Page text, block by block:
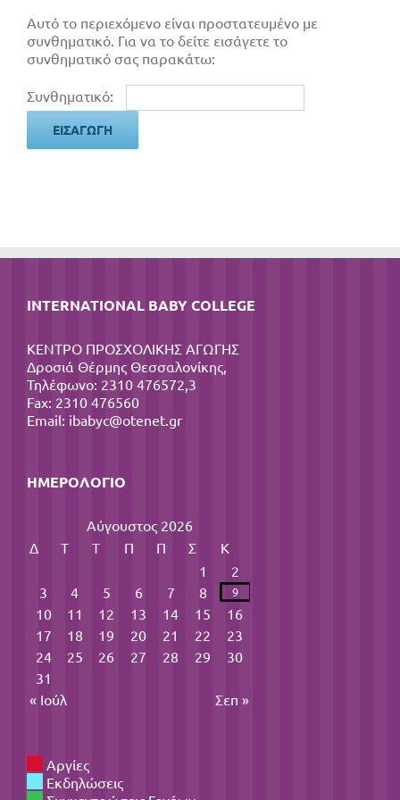
Αυτό το περιεχόμενο είναι προστατευμένο με
συνθηματικό. Για να το δείτε εισάγετε το
συνθηματικό σας παρακάτω:
Συνθηματικό:
INTERNATIONAL BABY COLLEGE
ΚΕΝΤΡΟ ΠΡΟΣΧΟΛΙΚΗΣ ΑΓΩΓΗΣ
Δροσιά Θέρμης Θεσσαλονίκης,
Τηλέφωνο: 2310 476572,3
Fax: 2310 476560
Email: ibabyc@otenet.gr
ΗΜΕΡΟΛΌΓΙΟ
Αύγουστος 2026
Δ
Τ Τ Π Π Σ
Κ
1
2
3
4 5 6 7 8 9
10 11 12 13 14 15
16
17
18 19 20 21 22
23
24
25 26 27 28 29
30
31
« Ιούλ
Σεπ »
Αργίες
Εκδηλώσεις